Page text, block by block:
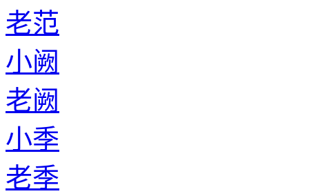
老范
小阙
老阙
小季
老季